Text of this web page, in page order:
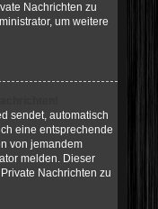
Nachrichten zu
um weitere
sendet, automatisch
eine entsprechende
von jemandem
melden. Dieser
Nachrichten zu